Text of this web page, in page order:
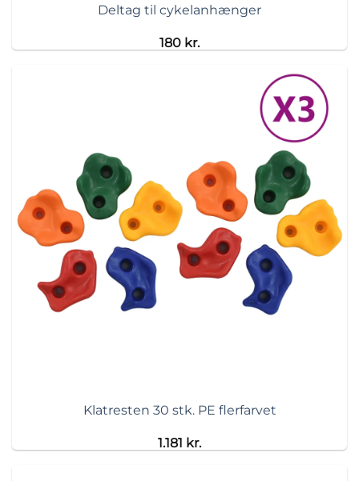
Deltag til cykelanhænger
180 kr.
Klatresten 30 stk. PE flerfarvet
1.181 kr.